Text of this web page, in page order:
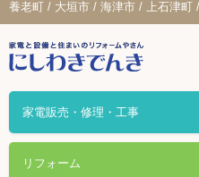
養老町 / 大垣市 / 海津市 / 上石津町
家電販売・修理・工事
リフォーム